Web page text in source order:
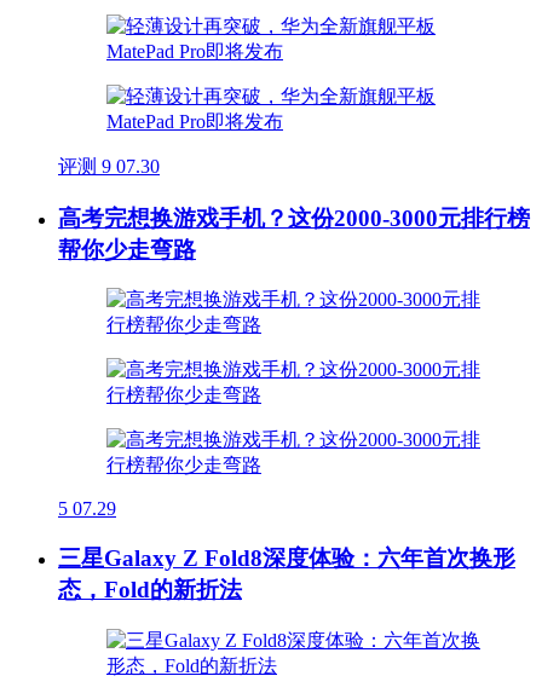
评测 9 07.30
高考完想换游戏手机？这份2000-3000元排行榜
帮你少走弯路
5 07.29
三星Galaxy Z Fold8深度体验：六年首次换形
态，Fold的新折法